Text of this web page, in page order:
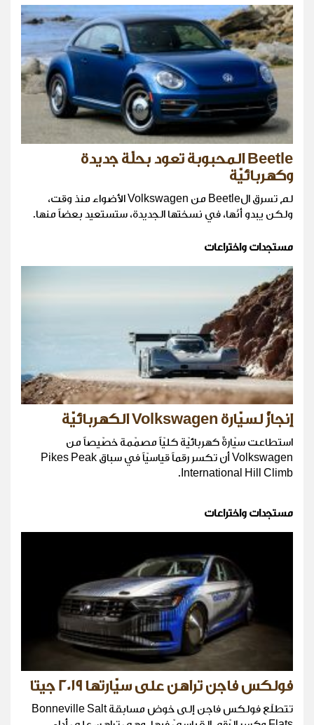
Beetle المحبوبة تعود بحلّة جديدة
وكهربائيّة
لم تسرق الBeetle من Volkswagen الأضواء منذ وقت،
ولكن يبدو أنّها، في نسختها الجديدة، ستستعيد بعضاً منها.
مستجدات واختراعات
إنجازٌ لسيّارة Volkswagen الكهربائيّة
استطاعت سيّارةٌ كهربائيّة كليّاً مصمّمة خصّيصاً من
Volkswagen أن تكسر رقماً قياسيّاً في سباق Pikes Peak
International Hill Climb.
مستجدات واختراعات
فولكس فاجن تراهن على سيّارتها 2019 جيتا
تتطلّع فولكس فاجن إلى خوض مسابقة Bonneville Salt